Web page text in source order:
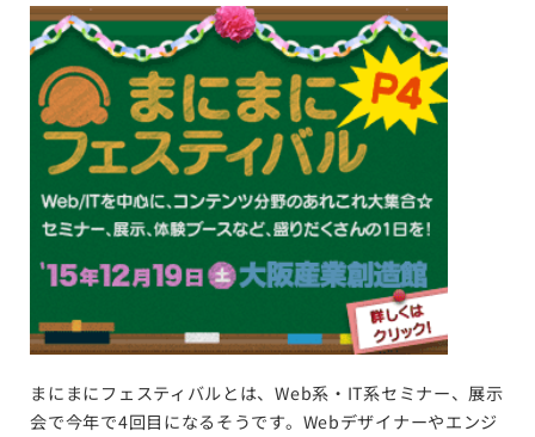
まにまにフェスティバルとは、Web系・IT系セミナー、展示
会で今年で4回目になるそうです。Webデザイナーやエンジ